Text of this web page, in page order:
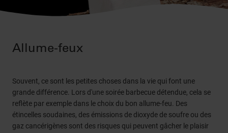
Allume-feux
Souvent, ce sont les petites choses dans la vie qui font une
grande différence. Lors d'une soirée barbecue détendue, cela se
reflète par exemple dans le choix du bon allume-feu. Des
étincelles soudaines, des émissions de dioxyde de soufre ou des
gaz cancérigènes sont des risques qui peuvent gâcher le plaisir